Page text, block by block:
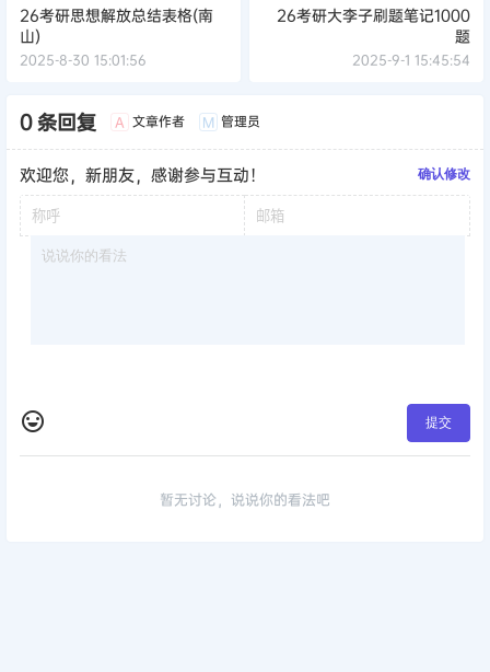
26考研思想解放总结表格(南
山)
2025-8-30 15:01:56
26考研大李子刷题笔记1000
题
2025-9-1 15:45:54
0 条回复 A 文章作者 M 管理员
欢迎您，新朋友，感谢参与互动！ 确认修改
提交
暂无讨论，说说你的看法吧